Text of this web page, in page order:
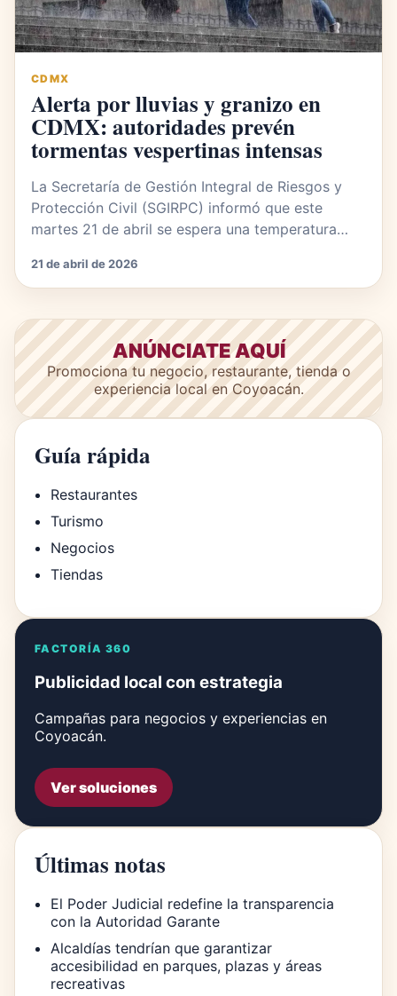
CDMX
Alerta por lluvias y granizo en
CDMX: autoridades prevén
tormentas vespertinas intensas
La Secretaría de Gestión Integral de Riesgos y
Protección Civil (SGIRPC) informó que este
martes 21 de abril se espera una temperatura…
21 de abril de 2026
ANÚNCIATE AQUÍ
Promociona tu negocio, restaurante, tienda o
experiencia local en Coyoacán.
Guía rápida
Restaurantes
Turismo
Negocios
Tiendas
FACTORÍA 360
Publicidad local con estrategia
Campañas para negocios y experiencias en
Coyoacán.
Ver soluciones
Últimas notas
El Poder Judicial redefine la transparencia
con la Autoridad Garante
Alcaldías tendrían que garantizar
accesibilidad en parques, plazas y áreas
recreativas